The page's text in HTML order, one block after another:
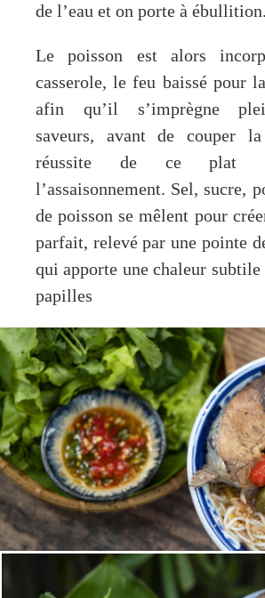
de l’eau et on porte à ébullition.
Le poisson est alors
casserole, le feu baissé pour
afin qu’il s’imprègne
saveurs, avant de couper
réussite de ce plat
l’assaisonnement. Sel, sucre,
de poisson se mêlent pour
parfait, relevé par une pointe
qui apporte une chaleur
papilles